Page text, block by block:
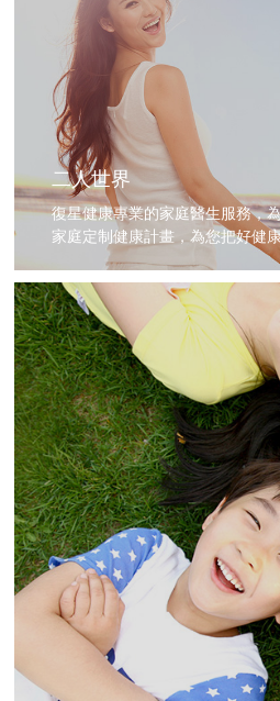
二人世界
復星健康專業的家庭醫生服務，
家庭定制健康計畫，為您把好健